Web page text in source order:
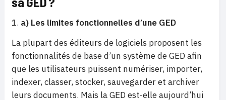
a) Les limites fonctionnelles d’une GED
La plupart des éditeurs de logiciels proposent les
fonctionnalités de base d’un système de GED afin
que les utilisateurs puissent numériser, importer,
indexer, classer, stocker, sauvegarder et archiver
leurs documents. Mais la GED est-elle aujourd’hui